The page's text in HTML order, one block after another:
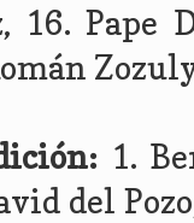
16. Pape
1.
del